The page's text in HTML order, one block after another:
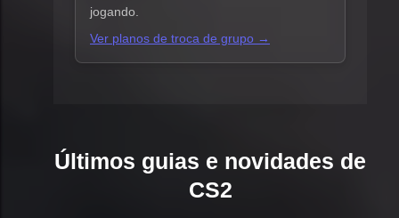
jogando.
Ver planos de troca de grupo →
Últimos guias e novidades de
CS2